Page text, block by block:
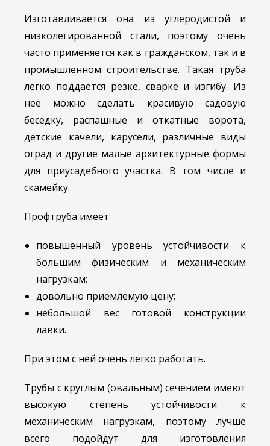
Изготавливается она из углеродистой и
низколегированной стали, поэтому очень
часто применяется как в гражданском, так и в
промышленном строительстве. Такая труба
легко поддаётся резке, сварке и изгибу. Из
неё можно сделать красивую садовую
беседку, распашные и откатные ворота,
детские качели, карусели, различные виды
оград и другие малые архитектурные формы
для приусадебного участка. В том числе и
скамейку.
Профтруба имеет:
повышенный уровень устойчивости к
большим физическим и механическим
нагрузкам;
довольно приемлемую цену;
небольшой вес готовой конструкции
лавки.
При этом с ней очень легко работать.
Трубы с круглым (овальным) сечением имеют
высокую степень устойчивости к
механическим нагрузкам, поэтому лучше
всего подойдут для изготовления